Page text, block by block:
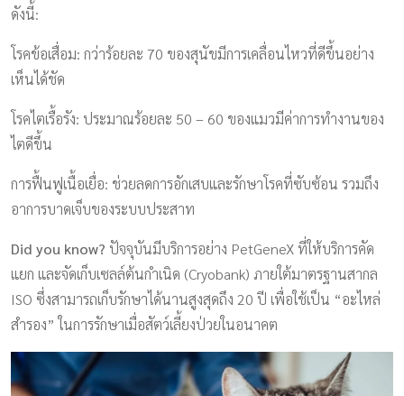
ดังนี้:
โรคข้อเสื่อม: กว่าร้อยละ 70 ของสุนัขมีการเคลื่อนไหวที่ดีขึ้นอย่าง
เห็นได้ชัด
โรคไตเรื้อรัง: ประมาณร้อยละ 50 – 60 ของแมวมีค่าการทำงานของ
ไตดีขึ้น
การฟื้นฟูเนื้อเยื่อ: ช่วยลดการอักเสบและรักษาโรคที่ซับซ้อน รวมถึง
อาการบาดเจ็บของระบบประสาท
Did you know? ปัจจุบันมีบริการอย่าง PetGeneX ที่ให้บริการคัด
แยก และจัดเก็บเซลล์ต้นกำเนิด (Cryobank) ภายใต้มาตรฐานสากล
ISO ซึ่งสามารถเก็บรักษาได้นานสูงสุดถึง 20 ปี เพื่อใช้เป็น “อะไหล่
สำรอง” ในการรักษาเมื่อสัตว์เลี้ยงป่วยในอนาคต